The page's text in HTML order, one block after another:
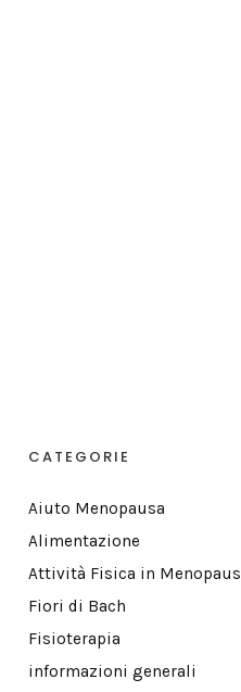
CATEGORIE
Aiuto Menopausa
Alimentazione
Attività Fisica in
Fiori di Bach
Fisioterapia
informazioni generali